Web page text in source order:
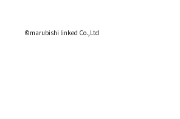
©marubishi linked Co.,Ltd